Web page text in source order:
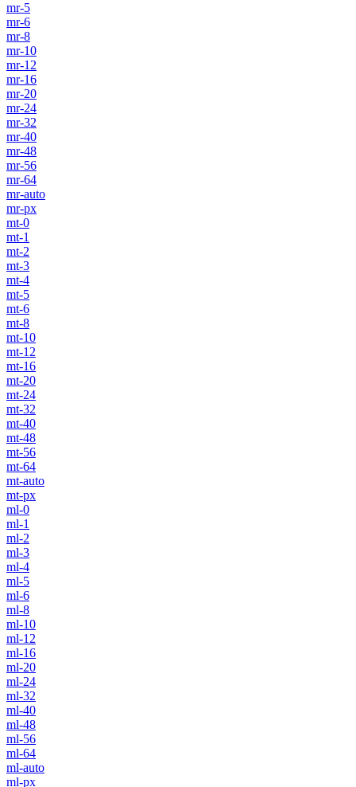
mr-5
mr-6
mr-8
mr-10
mr-12
mr-16
mr-20
mr-24
mr-32
mr-40
mr-48
mr-56
mr-64
mr-auto
mr-px
mt-0
mt-1
mt-2
mt-3
mt-4
mt-5
mt-6
mt-8
mt-10
mt-12
mt-16
mt-20
mt-24
mt-32
mt-40
mt-48
mt-56
mt-64
mt-auto
mt-px
ml-0
ml-1
ml-2
ml-3
ml-4
ml-5
ml-6
ml-8
ml-10
ml-12
ml-16
ml-20
ml-24
ml-32
ml-40
ml-48
ml-56
ml-64
ml-auto
ml-px